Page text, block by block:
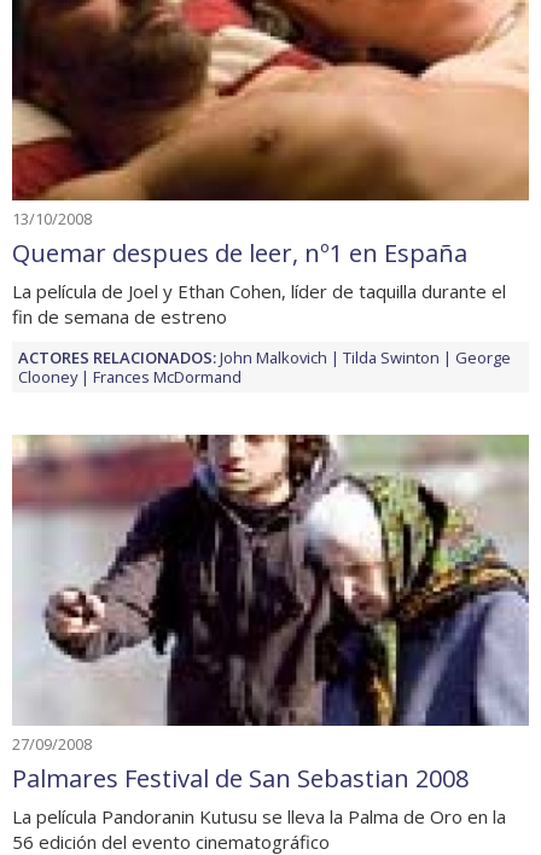
13/10/2008
Quemar despues de leer, nº1 en España
La película de Joel y Ethan Cohen, líder de taquilla durante el
fin de semana de estreno
ACTORES RELACIONADOS:John Malkovich Tilda Swinton
George
Clooney
Frances McDormand
27/09/2008
Palmares Festival de San Sebastian 2008
La película Pandoranin Kutusu se lleva la Palma de Oro en la
56 edición del evento cinematográfico